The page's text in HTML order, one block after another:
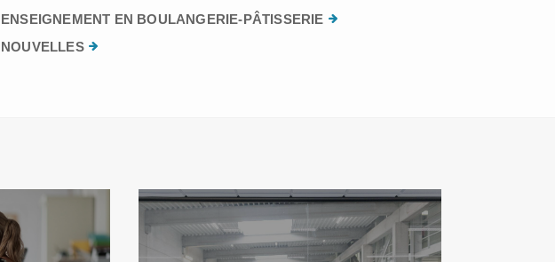
ENSEIGNEMENT EN BOULANGERIE-PÂTISSERIE
NOUVELLES